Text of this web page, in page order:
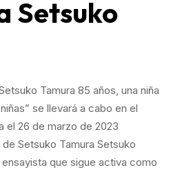
Setsuko
Tamura 85 años, una niña
se llevará a cabo en el
el 26 de marzo de 2023
Setsuko Tamura Setsuko
que sigue activa como